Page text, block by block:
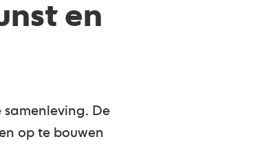
en
samenleving. De
op te bouwen